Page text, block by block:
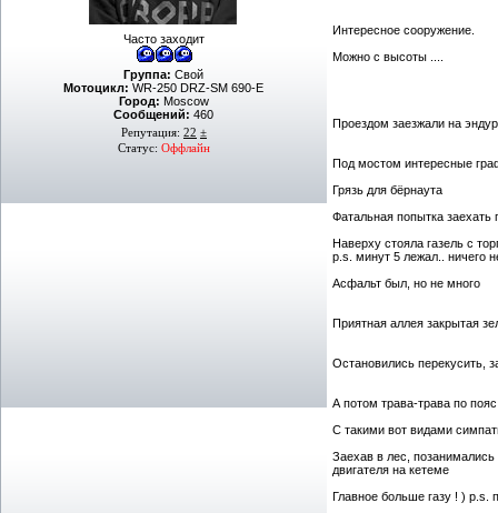
Часто заходит
Группа: Свой
Мотоцикл: WR-250 DRZ-SM 690-E
Город: Moscow
Сообщений: 460
Репутация: 22 ±
Статус: Оффлайн
Интересное сооружение.
Можно с высоты ....
Проездом заезжали на
Под мостом интересные
Грязь для бёрнаута
Фатальная попытка
Наверху стояла газель с
p.s. минут 5 лежал.. ничего
Асфальт был, но не много
Приятная аллея закрытая
Остановились перекусить,
А потом трава-трава по пояс
С такими вот видами
Заехав в лес,
двигателя на кетеме
Главное больше газу ! ) p.s.